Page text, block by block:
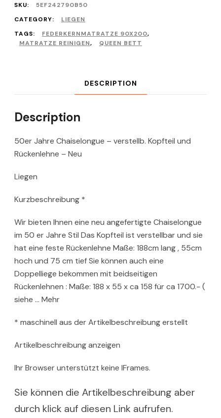
SKU:
5EF242790B50
CATEGORY:
LIEGEN
TAGS:
FEDERKERNMATRATZE 90X200,
MATRATZE REINIGEN, QUEEN BETT
DESCRIPTION
Description
50er Jahre Chaiselongue – verstellb. Kopfteil und
Rückenlehne – Neu
Liegen
Kurzbeschreibung *
Wir bieten Ihnen eine neu angefertigte Chaiselongue
im 50 er Jahre Stil Das Kopfteil ist verstellbar und sie
hat eine feste Rückenlehne Maße: 188cm lang , 55cm
hoch und 75 cm tief Sie können auch eine
Doppelliege bekommen mit beidseitigen
Rückenlehnen : Maße: 188 x 55 x ca 158 für ca 1700.- (
siehe … Mehr
* maschinell aus der Artikelbeschreibung erstellt
Artikelbeschreibung anzeigen
Ihr Browser unterstützt keine IFrames.
Sie können die Artikelbeschreibung aber
durch klick auf diesen Link aufrufen.